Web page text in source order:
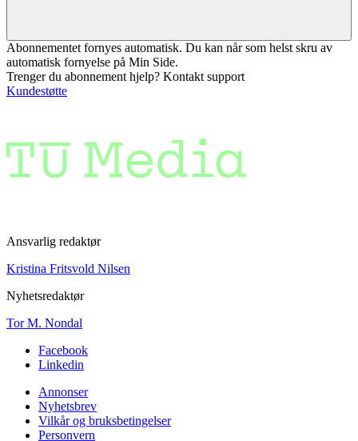
Abonnementet fornyes automatisk. Du kan når som helst skru av
automatisk fornyelse på Min Side.
Trenger du abonnement hjelp? Kontakt support
Kundestøtte
Ansvarlig redaktør
Kristina Fritsvold Nilsen
Nyhetsredaktør
Tor M. Nondal
Facebook
Linkedin
Annonser
Nyhetsbrev
Vilkår og bruksbetingelser
Personvern